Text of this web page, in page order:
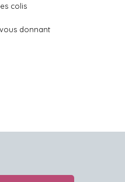
colis
donnant